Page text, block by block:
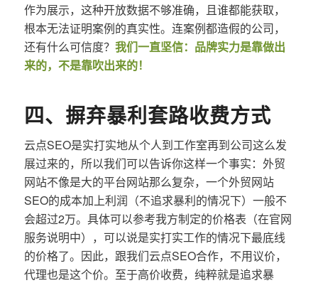
作为展示，这种开放数据不够准确，且谁都能获取，
根本无法证明案例的真实性。连案例都造假的公司，
还有什么可信度？ 我们一直坚信：品牌实力是靠做出
来的，不是靠吹出来的！
四、摒弃暴利套路收费方式
云点SEO是实打实地从个人到工作室再到公司这么发
展过来的，所以我们可以告诉你这样一个事实：外贸
网站不像是大的平台网站那么复杂，一个外贸网站
SEO的成本加上利润（不追求暴利的情况下）一般不
会超过2万。具体可以参考我方制定的价格表（在官网
服务说明中），可以说是实打实工作的情况下最底线
的价格了。因此，跟我们云点SEO合作，不用议价，
代理也是这个价。至于高价收费，纯粹就是追求暴